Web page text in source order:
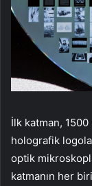
İlk katman,
holografik
optik
katmanın her